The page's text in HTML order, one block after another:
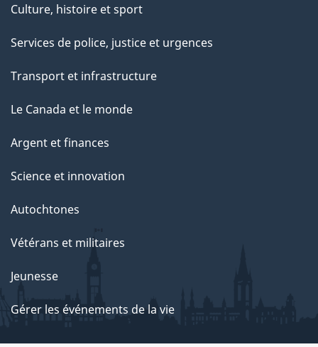
Culture, histoire et sport
Services de police, justice et urgences
Transport et infrastructure
Le Canada et le monde
Argent et finances
Science et innovation
Autochtones
Vétérans et militaires
Jeunesse
Gérer les événements de la vie